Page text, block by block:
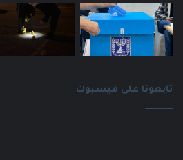
تابعونا على فيسبوك